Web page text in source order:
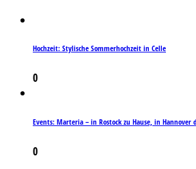
Hochzeit: Stylische Sommerhochzeit in Celle
0
Events: Marteria – in Rostock zu Hause, in Hannover
0